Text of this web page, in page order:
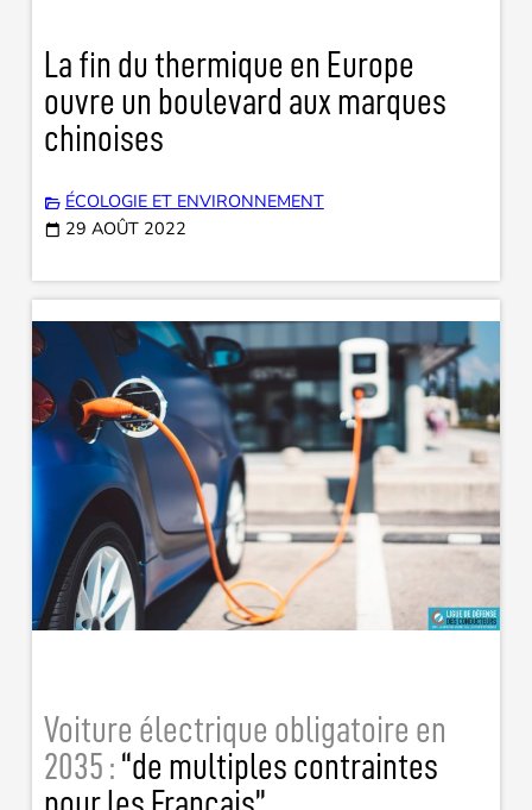
La fin du thermique en Europe
ouvre un boulevard aux marques
chinoises
ÉCOLOGIE ET ENVIRONNEMENT
29 AOÛT 2022
Voiture électrique obligatoire en
2035 : “de multiples contraintes